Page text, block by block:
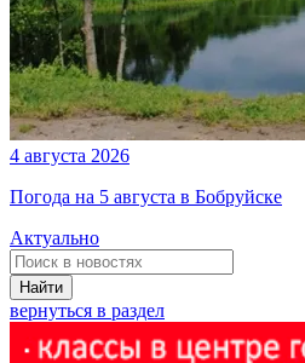
4 августа 2026
Погода на 5 августа в Бобруйске
Актуально
Найти
вернуться в раздел